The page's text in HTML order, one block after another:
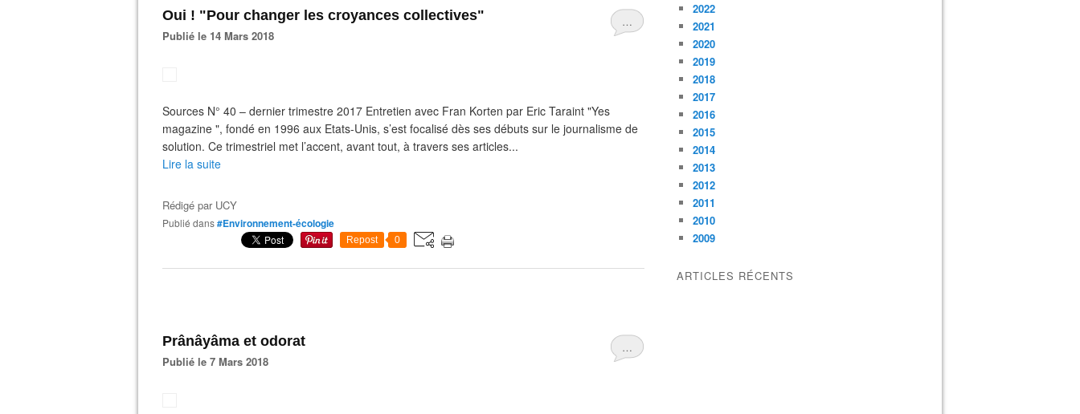
…
Oui ! "Pour changer les croyances collectives"
Publié le 14 Mars 2018
Sources N° 40 – dernier trimestre 2017 Entretien avec Fran Korten par Eric Taraint "Yes
magazine ", fondé en 1996 aux Etats-Unis, s’est focalisé dès ses débuts sur le journalisme de
solution. Ce trimestriel met l’accent, avant tout, à travers ses articles...
Lire la suite
Rédigé par UCY
Publié dans#Environnement-écologie
Repost 0
…
Prânâyâma et odorat
Publié le 7 Mars 2018
2022
2021
2020
2019
2018
2017
2016
2015
2014
2013
2012
2011
2010
2009
ARTICLES RÉCENTS